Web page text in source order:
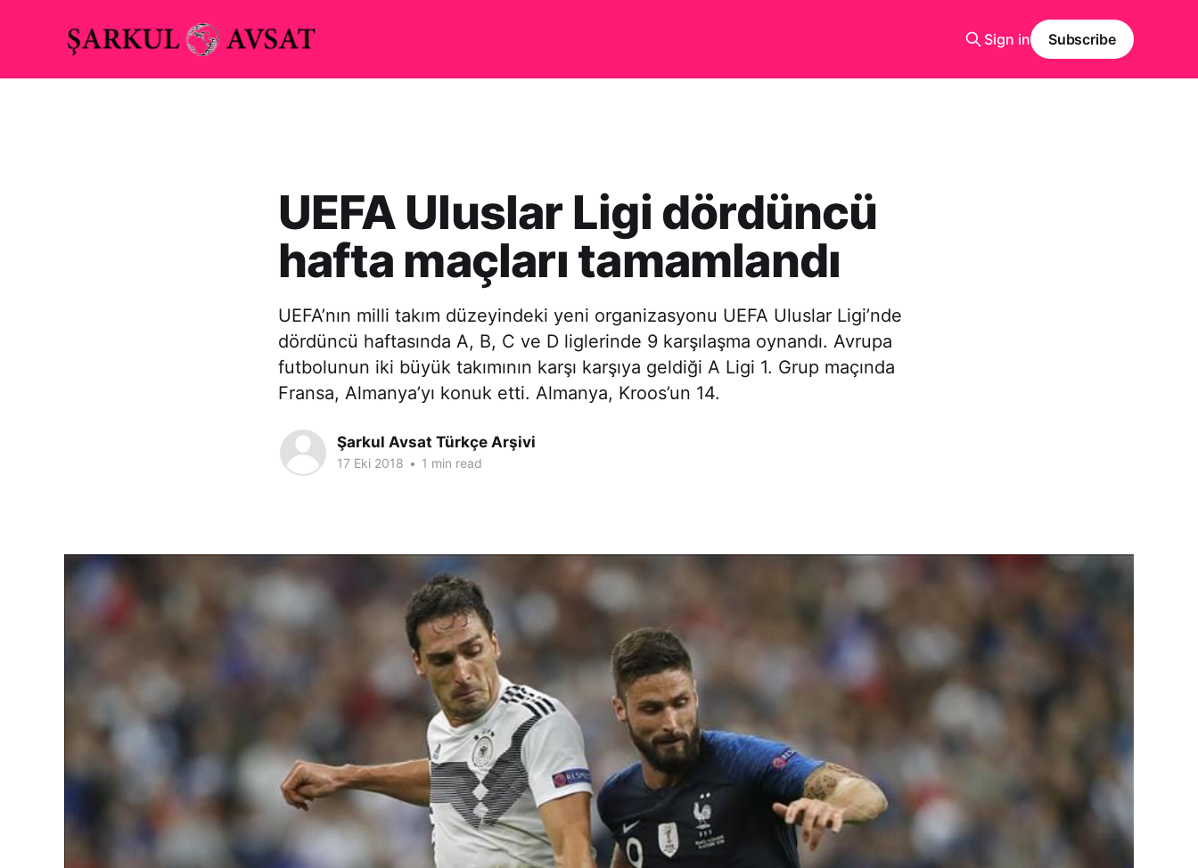
Sign in Subscribe
UEFA Uluslar Ligi dördüncü
hafta maçları tamamlandı
UEFA’nın milli takım düzeyindeki yeni organizasyonu UEFA Uluslar Ligi’nde
dördüncü haftasında A, B, C ve D liglerinde 9 karşılaşma oynandı. Avrupa
futbolunun iki büyük takımının karşı karşıya geldiği A Ligi 1. Grup maçında
Fransa, Almanya’yı konuk etti. Almanya, Kroos’un 14.
Şarkul Avsat Türkçe Arşivi
17 Eki 2018 • 1 min read